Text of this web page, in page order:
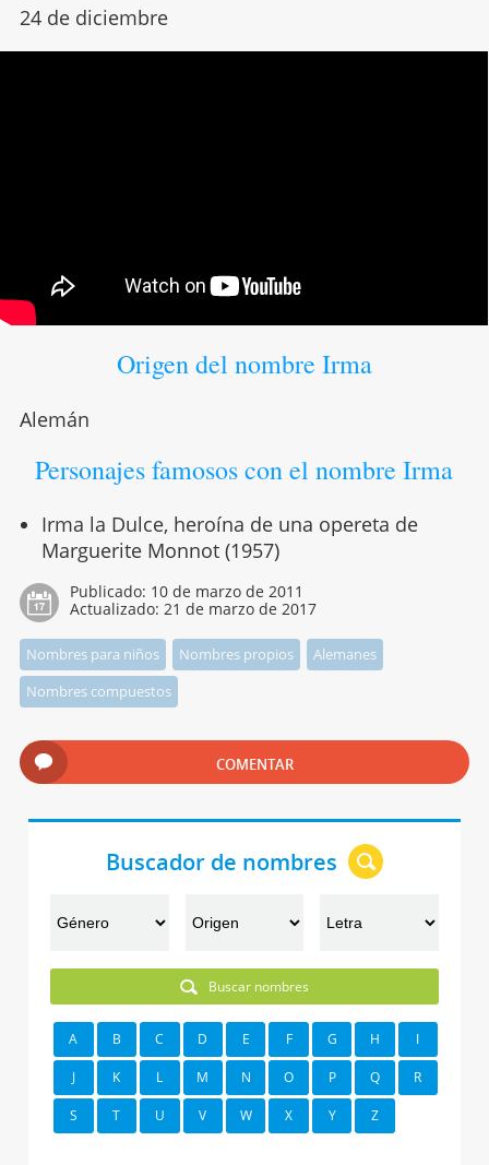
24 de diciembre
Origen del nombre Irma
Alemán
Personajes famosos con el nombre Irma
Irma la Dulce, heroína de una opereta de
Marguerite Monnot (1957)
Publicado: 10 de marzo de 2011
Actualizado: 21 de marzo de 2017
Nombres para niños Nombres propios
Alemanes
Nombres compuestos
COMENTAR
Buscador de nombres
Buscar nombres
A B C D E F G H I
J K L M N O P Q R
S T U V W X Y Z